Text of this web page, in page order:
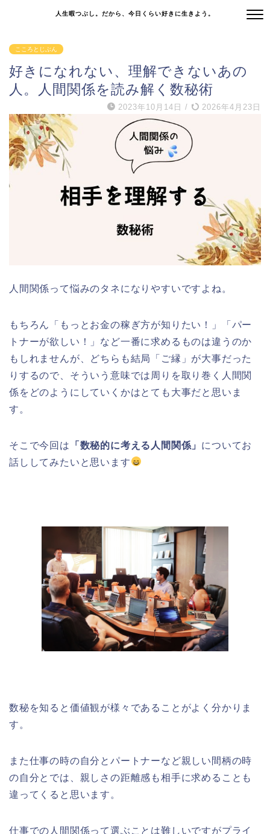
人生暇つぶし。だから、今日くらい好きに生きよう。
こころとじぶん
好きになれない、理解できないあの
人。人間関係を読み解く数秘術
2023年10月14日 / 2026年4月23日
人間関係って悩みのタネになりやすいですよね。
もちろん「もっとお金の稼ぎ方が知りたい！」「パー
トナーが欲しい！」など一番に求めるものは違うのか
もしれませんが、どちらも結局「ご縁」が大事だった
りするので、そういう意味では周りを取り巻く人間関
係をどのようにしていくかはとても大事だと思いま
す。
そこで今回は 「数秘的に考える人間関係」 についてお
話ししてみたいと思います
数秘を知ると価値観が様々であることがよく分かりま
す。
また仕事の時の自分とパートナーなど親しい間柄の時
の自分とでは、親しさの距離感も相手に求めることも
違ってくると思います。
仕事での人間関係って選ぶことは難しいですがプライ